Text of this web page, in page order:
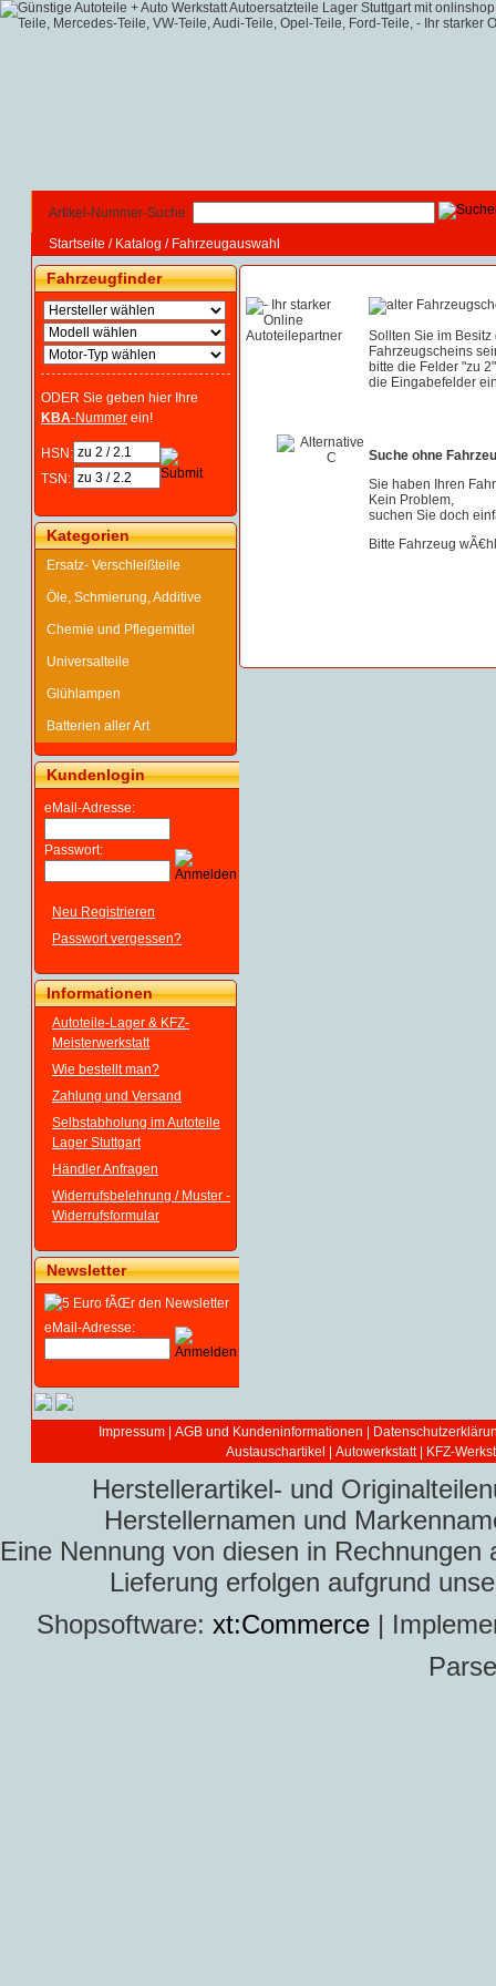
Artikel-Nummer-Suche:
Startseite / Katalog / Fahrzeugauswahl
Fahrzeugfinder
ODER Sie geben hier Ihre
KBA-Nummer ein!
HSN:
TSN:
Kategorien
Ersatz- Verschleißteile
Öle, Schmierung, Additive
Chemie und Pflegemittel
Universalteile
Glühlampen
Batterien aller Art
Kundenlogin
eMail-Adresse:
Passwort:
Neu Registrieren
Passwort vergessen?
Informationen
Autoteile-Lager & KFZ-
Meisterwerkstatt
Wie bestellt man?
Zahlung und Versand
Selbstabholung im Autoteile
Lager Stuttgart
Händler Anfragen
Widerrufsbelehrung / Muster -
Widerrufsformular
Newsletter
eMail-Adresse:
Sollten Sie im Besitz
Fahrzeugscheins
bitte die Felder "zu
die Eingabefelder
Suche ohne
Sie haben Ihren
Kein Problem,
suchen Sie doch
Bitte Fahrzeug
Impressum AGB und Kundeninformationen
Austauschartikel
Autowerkstatt | KFZ-
Herstellerartikel- und
Herstellernamen und
Eine Nennung von diesen in
Lieferung erfolgen aufgrund
Shopsoftware: xt:Commerce |